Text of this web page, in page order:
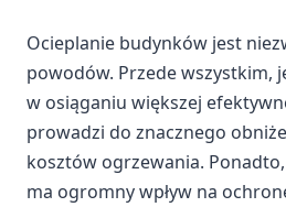
Ocieplanie budynków jest
powodów. Przede wszystkim,
w osiąganiu większej
prowadzi do znacznego
kosztów ogrzewania.
ma ogromny wpływ na